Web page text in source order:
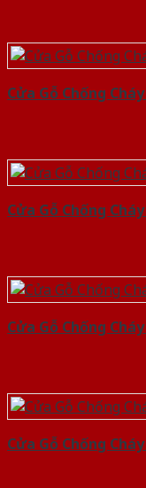
Cửa Gỗ Chống
Cửa Gỗ Chống
Cửa Gỗ Chống
Cửa Gỗ Chống